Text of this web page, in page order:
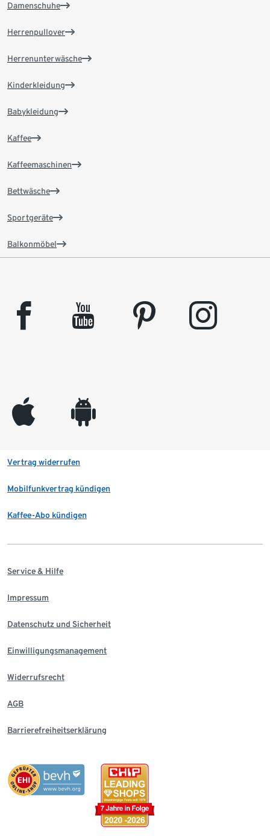
Damenschuhe
Herrenpullover
Herrenunterwäsche
Kinderkleidung
Babykleidung
Kaffee
Kaffeemaschinen
Bettwäsche
Sportgeräte
Balkonmöbel
facebook youtube pinterest instagram
appleinc android
Vertrag widerrufen
Mobilfunkvertrag kündigen
Kaffee-Abo kündigen
Service & Hilfe
Impressum
Datenschutz und Sicherheit
Einwilligungsmanagement
Widerrufsrecht
AGB
Barrierefreiheitserklärung